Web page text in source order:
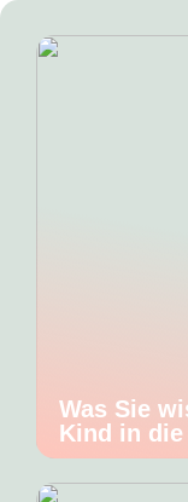
Was Sie
Kind in